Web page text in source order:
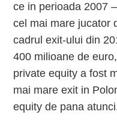
ce in perioada 2007
cel mai mare jucator
cadrul exit-ului din
400 milioane de
private equity a fost
mai mare exit in
equity de pana